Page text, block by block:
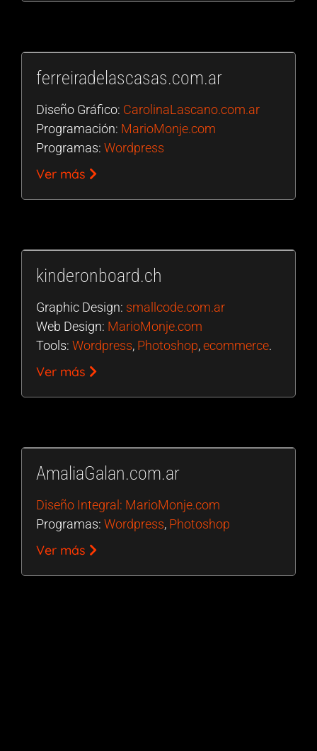
ferreiradelascasas.com.ar
Diseño Gráfico: CarolinaLascano.com.ar
Programación: MarioMonje.com
Programas: Wordpress
Ver más
kinderonboard.ch
Graphic Design: smallcode.com.ar
Web Design: MarioMonje.com
Tools: Wordpress, Photoshop,ecommerce.
Ver más
AmaliaGalan.com.ar
Diseño Integral: MarioMonje.com
Programas: Wordpress, Photoshop
Ver más